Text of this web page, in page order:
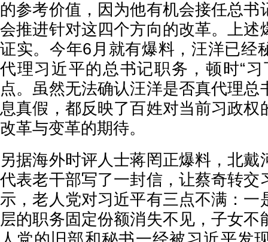
的参考价值，因为他有机会接任总书
会推进针对这四个方向的改革。上述
证实。今年6月就有爆料，汪洋已经
代理习近平的总书记职务，顿时“
点。虽然无法确认汪洋是否真代理总
息真假，都反映了百姓对当前习政权
改革与变革的期待。
另据海外时评人士蒋罔正爆料，北戴
代表老干部写了一封信，让蔡奇转交
示，老人党对习近平有三点不满：一
层的职务固定份额消失不见，子女不